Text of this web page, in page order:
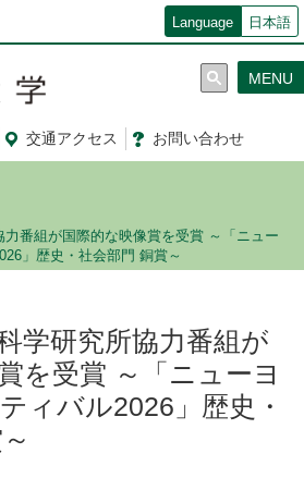
Language 日本語
交通アクセス お問い合わせ
MENU
番組が国際的な映像賞を受賞 ～「ニュー
」歴史・社会部門 銅賞～
学研究所協力番組が
を受賞 ～「ニューヨ
ィバル2026」歴史・